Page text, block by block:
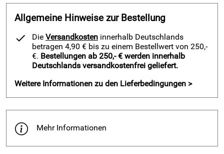
Beständigkeit gegenüber Alkohol: gut
Beständigkeit gegen Säuren und Laugen: gut
Hersteller: Fugendichtband24 GmbH, Hommeswiese 43
57258 Freudenberg, www.fugendichtband24.com
Verantwortliche Person: vertr. d. d. Geschäftsführer Reiner
Schneider, Hommeswiese 43 57258 Freudenberg,
Allgemeine Hinweise zur Bestellung
Die Versandkosten innerhalb Deutschlands
betragen 4,90 € bis zu einem Bestellwert von 250,-
€. Bestellungen ab 250,- € werden innerhalb
Deutschlands versandkostenfrei geliefert.
Weitere Informationen zu den Lieferbedingungen >
Mehr Informationen